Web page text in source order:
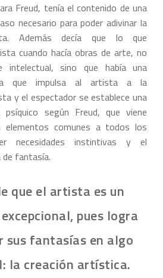
Freud, tenía el contenido de una
necesario para poder adivinar la
Además decía que lo que
cuando hacía obras de arte, no
intelectual, sino que había una
que impulsa al artista a la
y el espectador se establece una
según Freud, que viene
elementos comunes a todos los
necesidades instintivas y el
de fantasía.
que el artista es un
pues logra
sus fantasías en algo
la creación artística.